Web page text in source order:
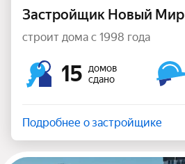
Застройщик Новый Мир
строит дома с 1998 года
15
домов
сдано
Подробнее о застройщике